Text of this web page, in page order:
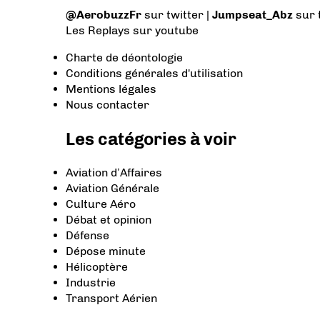
@AerobuzzFr sur twitter | Jumpseat_Abz sur
Les Replays sur youtube
Charte de déontologie
Conditions générales d'utilisation
Mentions légales
Nous contacter
Les catégories à voir
Aviation d’Affaires
Aviation Générale
Culture Aéro
Débat et opinion
Défense
Dépose minute
Hélicoptère
Industrie
Transport Aérien